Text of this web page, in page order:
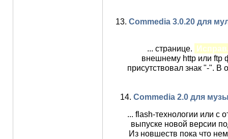
13. Commedia 3.0.20 для
... странице.
внешнему http или ftp
присутствовал знак "-".
14. Commedia 2.0 для
... flash-технологии или с
выпуске новой версии
Из новшеств пока что